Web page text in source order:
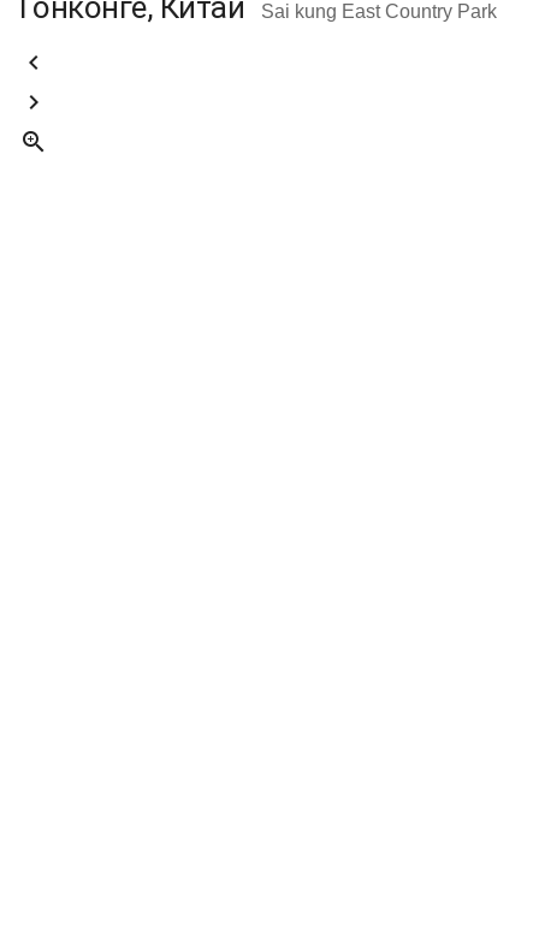
Гонконге, Китай Sai kung East Country Park


